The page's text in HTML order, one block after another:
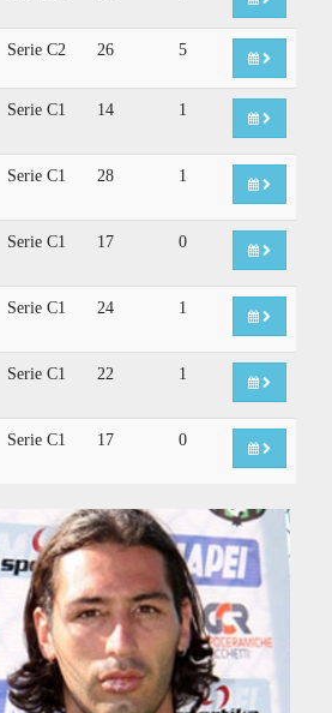
Serie C2 26 5
Serie C1 14 1
Serie C1 28 1
Serie C1 17 0
Serie C1 24 1
Serie C1 22 1
Serie C1 17 0